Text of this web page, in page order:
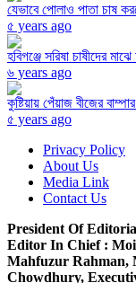
যেভাবে পোলাও পাতা চাষ
৫ years ago
হবিগঞ্জে সরিষা চাষীদের
৬ years ago
কুষ্টিয়ায় পেঁয়াজ বীজের
৫ years ago
Privacy Policy
About Us
Media Link
Contact Us
President Of
Editor In Chief :
Mahfuzur Rahman,
Chowdhury,